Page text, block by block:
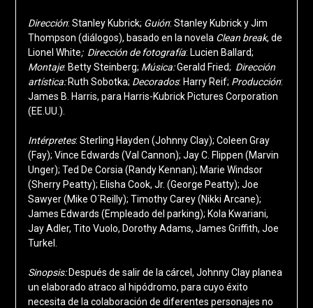
Dirección: Stanley Kubrick; Guión: Stanley Kubrick y Jim
Thompson (diálogos), basado en la novela Clean break, de
Lionel White; Direcciónde fotografía: Lucien Ballard;
Montaje: Betty Steinberg; Música:Gerald Fried; Dirección
artística: Ruth Sobotka; Decorados: Harry Reif; Producción:
James B. Harris, para Harris-Kubrick Pictures Corporation
(EE.UU.).
Intérpretes: Sterling Hayden (Johnny Clay); Coleen Gray
(Fay); Vince Edwards (Val Cannon); Jay C. Flippen (Marvin
Unger); Ted De Corsia (Randy Kennan); Marie Windsor
(Sherry Peatty); Elisha Cook, Jr. (George Peatty); Joe
Sawyer (Mike O´Reilly); Timothy Carey (Nikki Arcane);
James Edwards (Empleado del parking); Kola Kwariani,
Jay Adler, Tito Vuolo, Dorothy Adams, James Griffith, Joe
Turkel.
Sinopsis: Después de salir de la cárcel, Johnny Clay planea
un elaborado atraco al hipódromo, para cuyo éxito
necesita de la colaboración de diferentes personajes no